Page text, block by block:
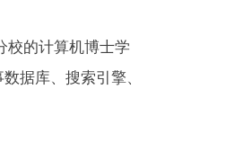
校的计算机博士学
据库、搜索引擎、